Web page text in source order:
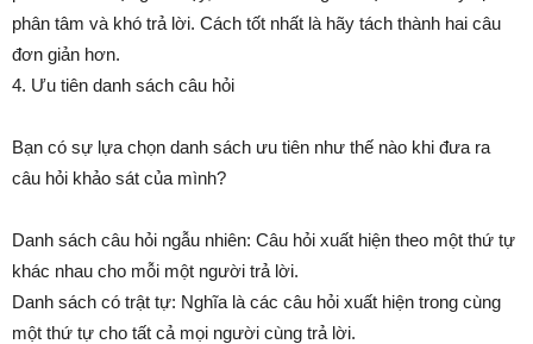
phân tâm và khó trả lời. Cách tốt nhất là hãy tách thành hai câu
đơn giản hơn.
4. Ưu tiên danh sách câu hỏi
Bạn có sự lựa chọn danh sách ưu tiên như thế nào khi đưa ra
câu hỏi khảo sát của mình?
Danh sách câu hỏi ngẫu nhiên: Câu hỏi xuất hiện theo một thứ tự
khác nhau cho mỗi một người trả lời.
Danh sách có trật tự: Nghĩa là các câu hỏi xuất hiện trong cùng
một thứ tự cho tất cả mọi người cùng trả lời.